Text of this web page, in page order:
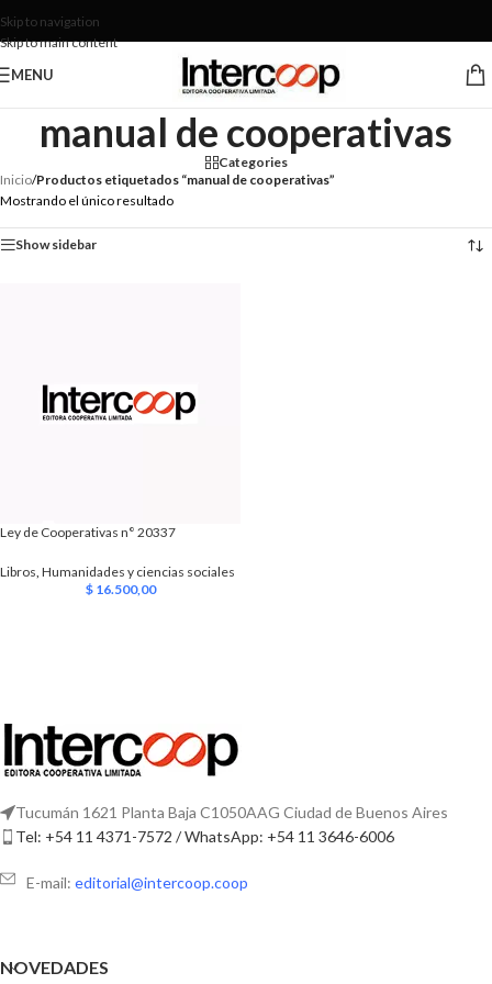
Skip to navigation
Skip to main content
MENU
manual de cooperativas
Categories
Inicio/Productos etiquetados “manual de cooperativas”
Mostrando el único resultado
Show sidebar
Ley de Cooperativas n° 20337
Libros, Humanidades y ciencias sociales
$16.500,00
Tucumán 1621 Planta Baja C1050AAG Ciudad de Buenos Aires
Tel: +54 11 4371-7572 / WhatsApp: +54 11 3646-6006
E-mail: editorial@intercoop.coop
NOVEDADES